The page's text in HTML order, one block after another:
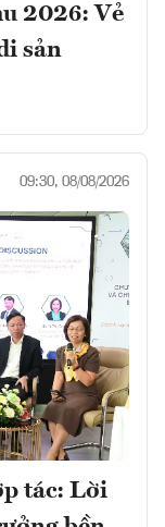
2026: Vẻ
sản
09:30, 08/08/2026
tác: Lời